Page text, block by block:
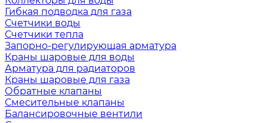
Гибкая подводка для газа
Счетчики воды
Счетчики тепла
Запорно-регулирующая арматура
Краны шаровые для воды
Арматура для радиаторов
Краны шаровые для газа
Обратные клапаны
Смесительные клапаны
Балансировочные вентили